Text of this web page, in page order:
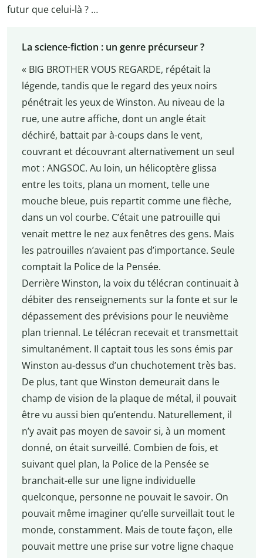
futur que celui-là ? …
La science-fiction : un genre précurseur ?
« BIG BROTHER VOUS REGARDE, répétait la
légende, tandis que le regard des yeux noirs
pénétrait les yeux de Winston. Au niveau de la
rue, une autre affiche, dont un angle était
déchiré, battait par à-coups dans le vent,
couvrant et découvrant alternativement un seul
mot : ANGSOC. Au loin, un hélicoptère glissa
entre les toits, plana un moment, telle une
mouche bleue, puis repartit comme une flèche,
dans un vol courbe. C’était une patrouille qui
venait mettre le nez aux fenêtres des gens. Mais
les patrouilles n’avaient pas d’importance. Seule
comptait la Police de la Pensée.
Derrière Winston, la voix du télécran continuait à
débiter des renseignements sur la fonte et sur le
dépassement des prévisions pour le neuvième
plan triennal. Le télécran recevait et transmettait
simultanément. Il captait tous les sons émis par
Winston au-dessus d’un chuchotement très bas.
De plus, tant que Winston demeurait dans le
champ de vision de la plaque de métal, il pouvait
être vu aussi bien qu’entendu. Naturellement, il
n’y avait pas moyen de savoir si, à un moment
donné, on était surveillé. Combien de fois, et
suivant quel plan, la Police de la Pensée se
branchait-elle sur une ligne individuelle
quelconque, personne ne pouvait le savoir. On
pouvait même imaginer qu’elle surveillait tout le
monde, constamment. Mais de toute façon, elle
pouvait mettre une prise sur votre ligne chaque